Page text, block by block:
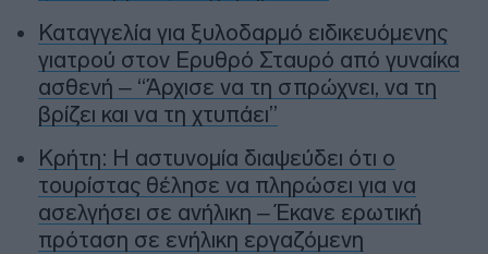
Καταγγελία για ξυλοδαρμό ειδικευόμενης
γιατρού στον Ερυθρό Σταυρό από γυναίκα
ασθενή – “Άρχισε να τη σπρώχνει, να τη
βρίζει και να τη χτυπάει”
Κρήτη: Η αστυνομία διαψεύδει ότι ο
τουρίστας θέλησε να πληρώσει για να
ασελγήσει σε ανήλικη – Έκανε ερωτική
πρόταση σε ενήλικη εργαζόμενη